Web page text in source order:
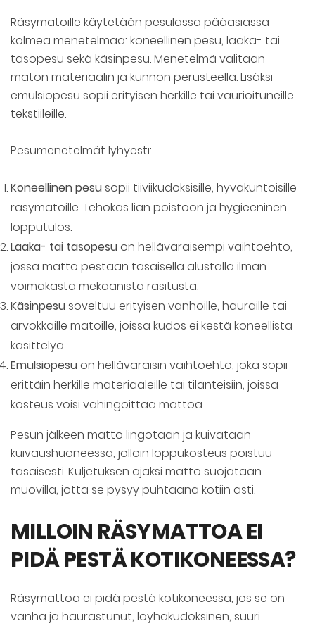
Räsymatoille käytetään pesulassa pääasiassa
kolmea menetelmää: koneellinen pesu, laaka- tai
tasopesu sekä käsinpesu. Menetelmä valitaan
maton materiaalin ja kunnon perusteella. Lisäksi
emulsiopesu sopii erityisen herkille tai vaurioituneille
tekstiileille.
Pesumenetelmät lyhyesti:
Koneellinen pesu sopii tiiviikudoksisille, hyväkuntoisille
räsymatoille. Tehokas lian poistoon ja hygieeninen
lopputulos.
Laaka- tai tasopesuon hellävaraisempi vaihtoehto,
jossa matto pestään tasaisella alustalla ilman
voimakasta mekaanista rasitusta.
Käsinpesu soveltuu erityisen vanhoille, hauraille tai
arvokkaille matoille, joissa kudos ei kestä koneellista
käsittelyä.
Emulsiopesuon hellävaraisin vaihtoehto, joka sopii
erittäin herkille materiaaleille tai tilanteisiin, joissa
kosteus voisi vahingoittaa mattoa.
Pesun jälkeen matto lingotaan ja kuivataan
kuivaushuoneessa, jolloin loppukosteus poistuu
tasaisesti. Kuljetuksen ajaksi matto suojataan
muovilla, jotta se pysyy puhtaana kotiin asti.
MILLOIN RÄSYMATTOA EI
PIDÄ PESTÄ KOTIKONEESSA?
Räsymattoa ei pidä pestä kotikoneessa, jos se on
vanha ja haurastunut, löyhäkudoksinen, suuri